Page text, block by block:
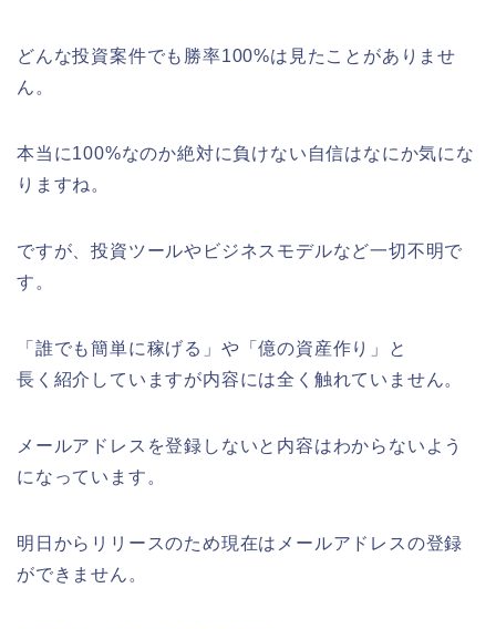
どんな投資案件でも勝率100%は見たことがありませ
ん。
本当に100%なのか絶対に負けない自信はなにか気にな
りますね。
ですが、投資ツールやビジネスモデルなど一切不明で
す。
「誰でも簡単に稼げる」や「億の資産作り」と
長く紹介していますが内容には全く触れていません。
メールアドレスを登録しないと内容はわからないよう
になっています。
明日からリリースのため現在はメールアドレスの登録
ができません。